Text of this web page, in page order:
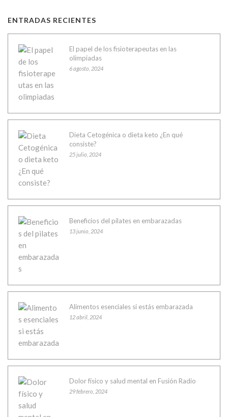
ENTRADAS RECIENTES
El papel de los fisioterapeutas en las
olimpiadas
6 agosto, 2024
Dieta Cetogénica o dieta keto ¿En qué
consiste?
25 julio, 2024
Beneficios del pilates en embarazadas
13 junio, 2024
Alimentos esenciales si estás embarazada
12 abril, 2024
Dolor físico y salud mental en Fusión Radio
29 febrero, 2024